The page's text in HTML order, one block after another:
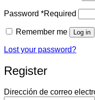
Password *Required
Remember me Log in
Lost your password?
Register
Dirección de correo